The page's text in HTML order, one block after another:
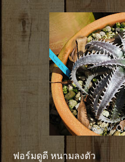
ฟอร์มดูดี หนามลงตัว